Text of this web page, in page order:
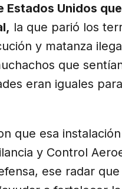
Unidos
la que parió los
y matanza
que
eran iguales
que esa
y Control
ese radar